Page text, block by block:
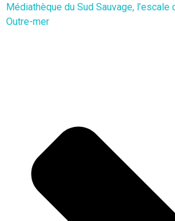
Médiathèque du Sud Sauvage, l’escale
Outre-mer